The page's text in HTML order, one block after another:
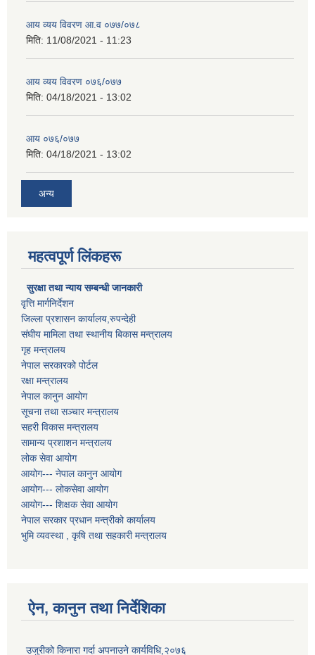
आय व्यय विवरण आ.व ०७७/०७८
मिति: 11/08/2021 - 11:23
आय व्यय विवरण ०७६/०७७
मिति: 04/18/2021 - 13:02
आय ०७६/०७७
मिति: 04/18/2021 - 13:02
अन्य
महत्वपूर्ण लिंकहरू
सुरक्षा तथा न्याय सम्बन्धी जानकारी
वृत्ति मार्गनिर्देशन
जिल्ला प्रशासन कार्यालय,रुपन्देही
संघीय मामिला तथा स्थानीय बिकास मन्त्रालय
गृह मन्त्रालय
नेपाल सरकारको पोर्टल
रक्षा मन्त्रालय
नेपाल कानुन आयोग
सूचना तथा सञ्चार मन्त्रालय
सहरी विकास मन्त्रालय
सामान्य प्रशाशन मन्त्रालय
लोक सेवा आयोग
आयोग--- नेपाल कानुन आयोग
आयोग--- लोकसेवा आयोग
आयोग--- शिक्षक सेवा आयोग
नेपाल सरकार प्रधान मन्त्रीको कार्यालय
भुमि व्यवस्था , कृषि तथा सहकारी मन्त्रालय
ऐन, कानुन तथा निर्देशिका
उजुरीको किनारा गर्दा अपनाउने कार्यविधि,२०७६